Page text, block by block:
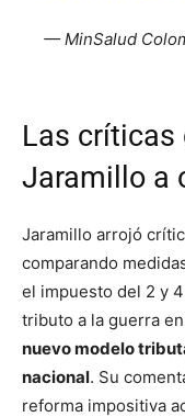
— MinSalud
Las
Jaramillo a
Jaramillo arrojó
comparando
el impuesto del 2 y
tributo a la guerra
nuevo modelo
nacional. Su
reforma impositiva